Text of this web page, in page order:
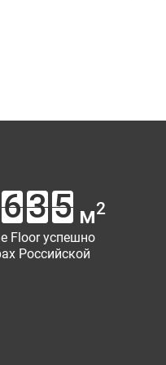
м2
Floor успешно
Российской